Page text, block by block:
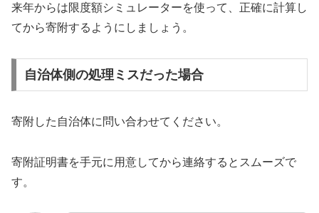
来年からは限度額シミュレーターを使って、正確に計算し
てから寄附するようにしましょう。
自治体側の処理ミスだった場合
寄附した自治体に問い合わせてください。
寄附証明書を手元に用意してから連絡するとスムーズで
す。